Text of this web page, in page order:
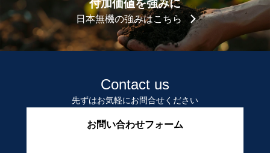
付加価値を強みに
日本無機の強みはこちら
Contact us
先ずはお気軽にお問合せください
お問い合わせフォーム